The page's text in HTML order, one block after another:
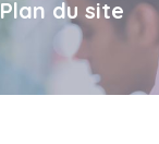
Plan du site